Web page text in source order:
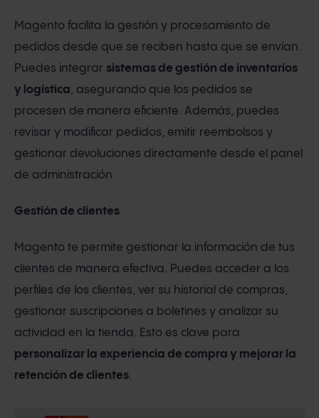
Magento facilita la gestión y procesamiento de
pedidos desde que se reciben hasta que se envían.
Puedes integrar sistemas de gestión de inventarios
y logística, asegurando que los pedidos se
procesen de manera eficiente. Además, puedes
revisar y modificar pedidos, emitir reembolsos y
gestionar devoluciones directamente desde el panel
de administración.
Gestión de clientes
Magento te permite gestionar la información de tus
clientes de manera efectiva. Puedes acceder a los
perfiles de los clientes, ver su historial de compras,
gestionar suscripciones a boletines y analizar su
actividad en la tienda. Esto es clave para
personalizar la experiencia de compra y mejorar la
retención de clientes.